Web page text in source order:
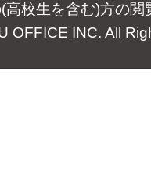
校生を含む)方の閲
OFFICE INC. All